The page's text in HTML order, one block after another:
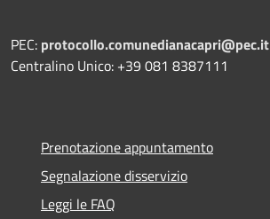
PEC: protocollo.comunedianacapri@pec.it
Centralino Unico: +39 081 8387111
Prenotazione appuntamento
Segnalazione disservizio
Leggi le FAQ